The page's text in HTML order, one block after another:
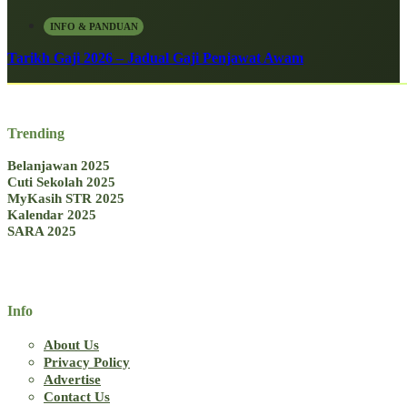
INFO & PANDUAN
Tarikh Gaji 2026 – Jadual Gaji Penjawat Awam
Trending
Belanjawan 2025
Cuti Sekolah 2025
MyKasih STR 2025
Kalendar 2025
SARA 2025
Info
About Us
Privacy Policy
Advertise
Contact Us